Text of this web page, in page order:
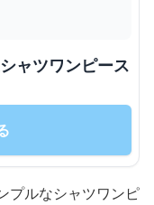
ャツワンピース
プルなシャツワンピ